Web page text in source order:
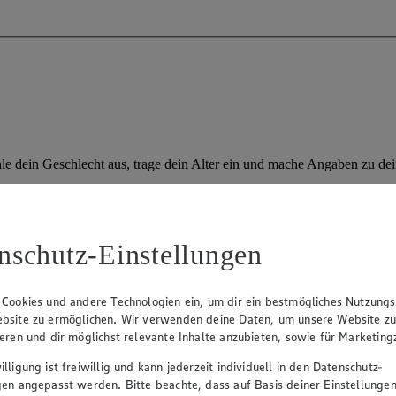
dein Geschlecht aus, trage dein Alter ein und mache Angaben zu
BMI-Rechner ebenfalls nicht geeignet, da sich bei ihnen das
dem Körper auch längere Erkrankungen zu überstehen. Ab
des Körperfetts trifft. So gilt Bauchfett aus gesundheitlicher Sicht
und suche im Zweifel das Gespräch mit deinem
ist.
Einstellungen
und andere Technologien ein, um dir ein bestmögliches
zu ermöglichen. Wir verwenden deine Daten, um unsere Website zu
und dir möglichst relevante Inhalte anzubieten, sowie für
ist freiwillig und kann jederzeit individuell in den Datenschutz-
angepasst werden. Bitte beachte, dass auf Basis deiner